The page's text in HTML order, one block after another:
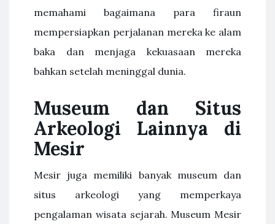
memahami bagaimana para firaun
mempersiapkan perjalanan mereka ke alam
baka dan menjaga kekuasaan mereka
bahkan setelah meninggal dunia.
Museum dan Situs
Arkeologi Lainnya di
Mesir
Mesir juga memiliki banyak museum dan
situs arkeologi yang memperkaya
pengalaman wisata sejarah. Museum Mesir